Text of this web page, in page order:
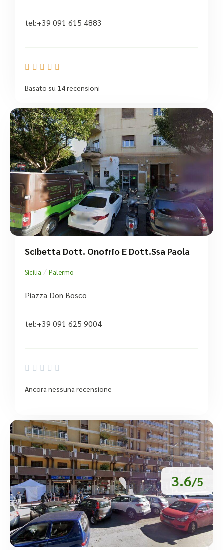
tel:+39 091 615 4883
    
Basato su 14 recensioni
Scibetta Dott. Onofrio E Dott.Ssa Paola
Sicilia / Palermo
Piazza Don Bosco
tel:+39 091 625 9004
    
Ancora nessuna recensione
3.6/5